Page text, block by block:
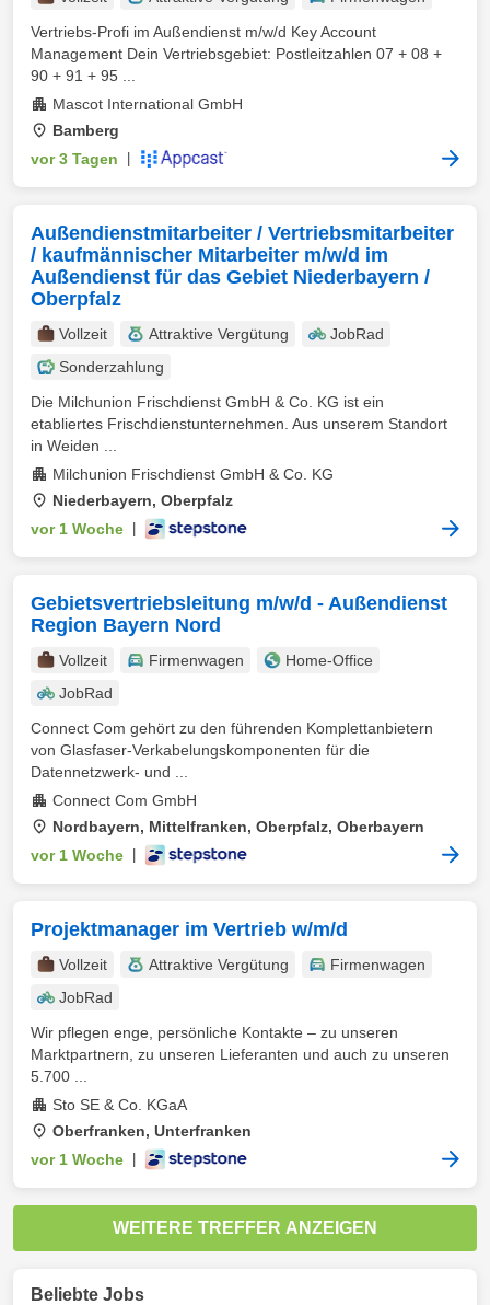
Vertriebs-Profi im Außendienst m/w/d Key Account
Management Dein Vertriebsgebiet: Postleitzahlen 07 + 08 +
90 + 91 + 95 ...
Mascot International GmbH
Bamberg
vor 3 Tagen
Außendienstmitarbeiter / Vertriebsmitarbeiter
/ kaufmännischer Mitarbeiter m/w/d im
Außendienst für das Gebiet Niederbayern /
Oberpfalz
Vollzeit Attraktive Vergütung
JobRad
Sonderzahlung
Die Milchunion Frischdienst GmbH & Co. KG ist ein
etabliertes Frischdienstunternehmen. Aus unserem Standort
in Weiden ...
Milchunion Frischdienst GmbH & Co. KG
Niederbayern, Oberpfalz
vor 1 Woche
Gebietsvertriebsleitung m/w/d - Außendienst
Region Bayern Nord
Vollzeit Firmenwagen
Home-Office
JobRad
Connect Com gehört zu den führenden Komplettanbietern
von Glasfaser-Verkabelungskomponenten für die
Datennetzwerk- und ...
Connect Com GmbH
Nordbayern, Mittelfranken, Oberpfalz, Oberbayern
vor 1 Woche
Projektmanager im Vertrieb w/m/d
Vollzeit Attraktive Vergütung
Firmenwagen
JobRad
Wir pflegen enge, persönliche Kontakte – zu unseren
Marktpartnern, zu unseren Lieferanten und auch zu unseren
5.700 ...
Sto SE & Co. KGaA
Oberfranken, Unterfranken
vor 1 Woche
WEITERE TREFFER ANZEIGEN
Beliebte Jobs